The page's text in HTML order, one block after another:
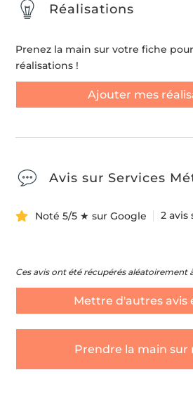
Réalisations
Prenez la main sur votre fiche
réalisations !
Ajouter mes
Avis sur Services
Noté 5/5 ★ sur Google 2 avis
Ces avis ont été récupérés aléatoirement
Mettre d'autres avis
Prendre la main sur